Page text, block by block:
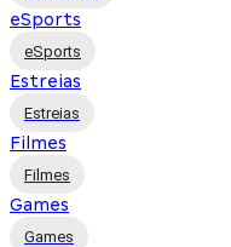
eSports
eSports
Estreias
Estreias
Filmes
Filmes
Games
Games